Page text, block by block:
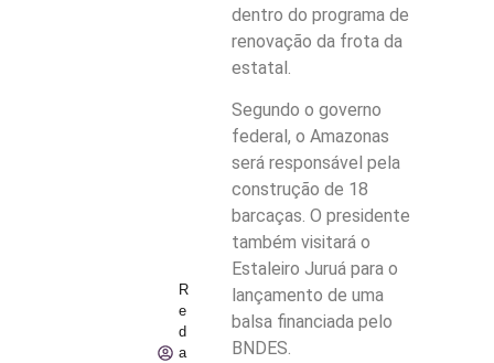
R
e
d
a
dentro do programa de
renovação da frota da
estatal.
Segundo o governo
federal, o Amazonas
será responsável pela
construção de 18
barcaças. O presidente
também visitará o
Estaleiro Juruá para o
lançamento de uma
balsa financiada pelo
BNDES.